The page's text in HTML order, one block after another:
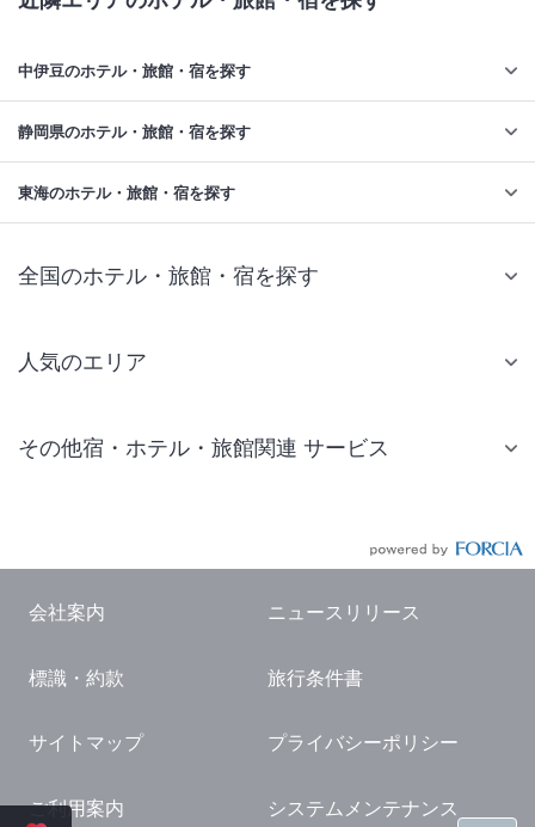
中伊豆のホテル・旅館・宿を探す
静岡県のホテル・旅館・宿を探す
東海のホテル・旅館・宿を探す
全国のホテル・旅館・宿を探す
人気のエリア
仙台 ホテル
東京ドーム ホテル
横浜 ホテル
熱海 ホテル
その他宿・ホテル・旅館関連 サービス
国内観光ガイド
旅行・観光情報
会社案内 ニュースリリース
標識・約款 旅行条件書
サイトマップ プライバシーポリシー
ご利用案内 システムメンテナンス